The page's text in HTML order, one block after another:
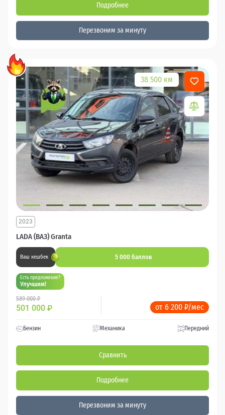
Подробнее
Перезвоним за минуту
38 500 км
LADA (ВАЗ) Granta
2023
Ваш кешбек 5 000 баллов
Есть предложение?
Улучшим!
589 000 ₽
501 000 ₽ от 6 200 ₽/мес
Бензин Механика Передний
Сравнить
Подробнее
Перезвоним за минуту